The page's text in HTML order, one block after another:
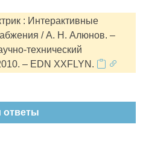
: Интерактивные
/ А. Н. Алюнов. –
технический
– EDN XXFLYN.